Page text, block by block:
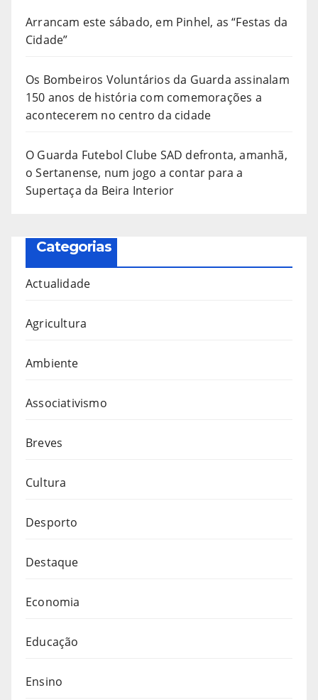
Arrancam este sábado, em Pinhel, as “Festas da
Cidade”
Os Bombeiros Voluntários da Guarda assinalam
150 anos de história com comemorações a
acontecerem no centro da cidade
O Guarda Futebol Clube SAD defronta, amanhã,
o Sertanense, num jogo a contar para a
Supertaça da Beira Interior
Categorias
Actualidade
Agricultura
Ambiente
Associativismo
Breves
Cultura
Desporto
Destaque
Economia
Educação
Ensino